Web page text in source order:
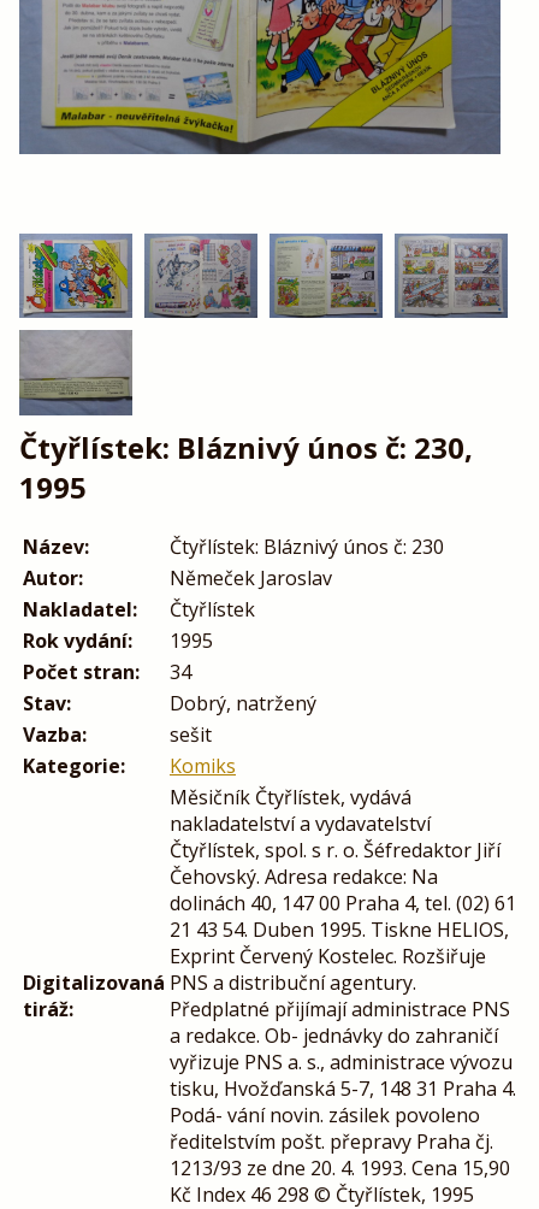
Čtyřlístek: Bláznivý únos č: 230,
1995
Název:
Čtyřlístek: Bláznivý únos č: 230
Autor:
Němeček Jaroslav
Nakladatel:
Čtyřlístek
Rok vydání:
1995
Počet stran:
34
Stav:
Dobrý, natržený
Vazba:
sešit
Kategorie:
Komiks
Digitalizovaná
tiráž:
Měsičník Čtyřlístek, vydává
nakladatelství a vydavatelství
Čtyřlístek, spol. s r. o. Šéfredaktor Jiří
Čehovský. Adresa redakce: Na
dolinách 40, 147 00 Praha 4, tel. (02) 61
21 43 54. Duben 1995. Tiskne HELIOS,
Exprint Červený Kostelec. Rozšiřuje
PNS a distribuční agentury.
Předplatné přijímají administrace PNS
a redakce. Ob- jednávky do zahraničí
vyřizuje PNS a. s., administrace vývozu
tisku, Hvožďanská 5-7, 148 31 Praha 4.
Podá- vání novin. zásilek povoleno
ředitelstvím pošt. přepravy Praha čj.
1213/93 ze dne 20. 4. 1993. Cena 15,90
Kč Index 46 298 © Čtyřlístek, 1995